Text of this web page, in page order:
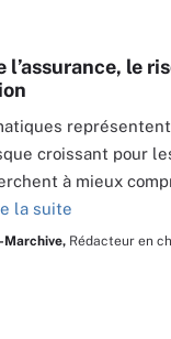
l’assurance, le
croissant pour
à mieux
la suite
Marchive, Rédacteur en